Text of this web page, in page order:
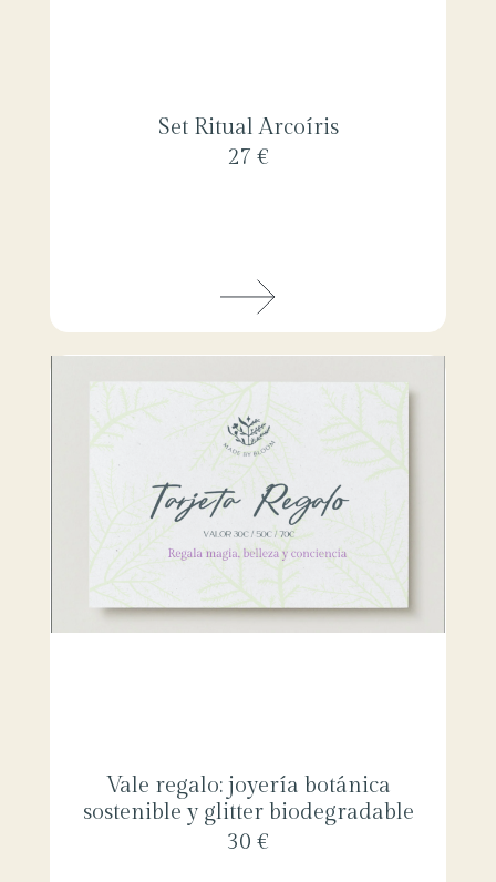
Set Ritual Arcoíris
27 €
Vale regalo: joyería botánica
sostenible y glitter biodegradable
30 €